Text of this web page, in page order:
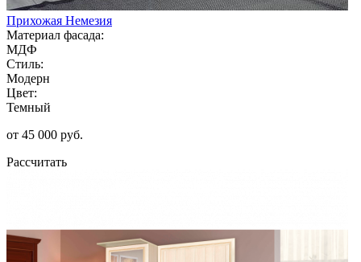
Прихожая Немезия
Материал фасада:
МДФ
Стиль:
Модерн
Цвет:
Темный
от 45 000 руб.
Рассчитать